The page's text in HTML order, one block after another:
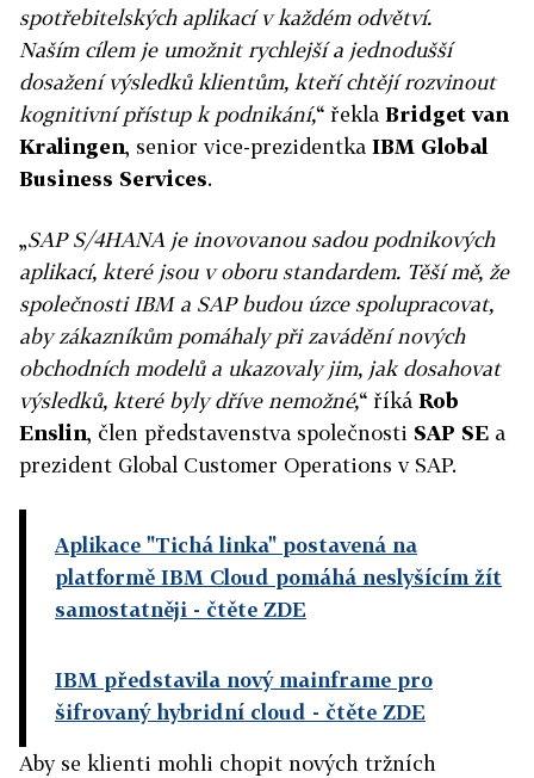
spotřebitelských aplikací v každém odvětví.
Naším cílem je umožnit rychlejší a jednodušší
dosažení výsledků klientům, kteří chtějí rozvinout
kognitivní přístup k podnikání,“ řekla Bridget van
Kralingen, senior vice-prezidentka IBM Global
Business Services.
„SAP S/4HANA je inovovanou sadou podnikových
aplikací, které jsou v oboru standardem. Těší mě, že
společnosti IBM a SAP budou úzce spolupracovat,
aby zákazníkům pomáhaly při zavádění nových
obchodních modelů a ukazovaly jim, jak dosahovat
výsledků, které byly dříve nemožné,“ říká Rob
Enslin, člen představenstva společnosti SAP SE a
prezident Global Customer Operations v SAP.
Aplikace "Tichá linka" postavená na
platformě IBM Cloud pomáhá neslyšícím žít
samostatněji - čtěte ZDE
IBM představila nový mainframe pro
šifrovaný hybridní cloud - čtěte ZDE
Aby se klienti mohli chopit nových tržních